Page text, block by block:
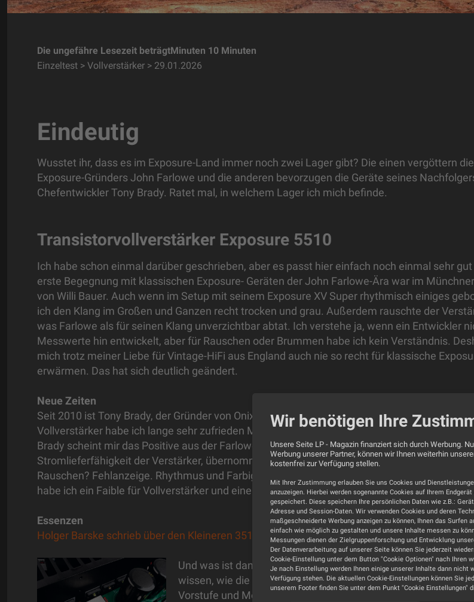
Die ungefähre Lesezeit beträgtMinuten 10 Minuten
Einzeltest > Vollverstärker > 29.01.2026
Eindeutig
Wusstet ihr, dass es im Exposure-Land immer noch zwei Lager gibt? Die einen vergöttern
Exposure-Gründers John Farlowe und die anderen bevorzugen die Geräte seines
Chefentwickler Tony Brady. Ratet mal, in welchem Lager ich mich befinde.
Transistorvollverstärker Exposure 5510
Ich habe schon einmal darüber geschrieben, aber es passt hier einfach noch einmal sehr
erste Begegnung mit klassischen Exposure- Geräten der John Farlowe-Ära war im Münchner
von Willi Bauer. Auch wenn im Setup mit seinem Exposure XV Super rhythmisch einiges
ich den Klang im Großen und Ganzen recht trocken und grau. Außerdem rauschte der
was Farlowe als für seinen Klang unverzichtbar abtat. Ich verstehe ja, wenn ein Entwickler
Messwerte hin entwickelt, aber für Rauschen oder Brummen habe ich kein Verständnis.
mich trotz meiner Liebe für Vintage-HiFi aus England auch nie so recht für klassische
erwärmen. Das hat sich deutlich geändert.
Neue Zeiten
Seit 2010 ist Tony Brady, der Gründer von Onix, Chefentwickler von Exposure. Mit einem
Vollverstärker habe ich lange sehr zufrieden Musik gehört, da gibt es also eine direkte,
Brady scheint mir das Positive aus der Farlowe-Ära, wie die überdimensionierten Netzteile,
Stromlieferfähigkeit der Verstärker, übernommen und mit seiner eigenen Klangkultur
Rauschen? Fehlanzeige. Rhythmus und Farbigkeit. Aber sicher. Also ganz eindeutig mein
habe ich ein Faible für Vollverstärker und eine Abneigung gegen Kästchen-HiFi.
Essenzen
Holger Barske schrieb über den Kleineren 3510 in der LP 2/25, er sei die Quintessenz des
Und was ist dann der 5510? Schauen wir ihn uns an. Ich wollte
wissen, wie die Entwicklung des 5510 ablief. Nun, als
Vorstufe und Monoblöcke vorgestellt hatte, kam schnell die
Wir benötigen Ihre
Unsere Seite LP - Magazin finanziert sich durch Werbung.
Werbung unserer Partner, können wir Ihnen weiterhin
kostenfrei zur Verfügung stellen.
Mit Ihrer Zustimmung erlauben Sie uns Cookies und
anzuzeigen. Hierbei werden sogenannte Cookies auf Ihrem
gespeichert. Diese speichern Ihre persönlichen Daten wie z.B.:
Adresse und Session-Daten. Wir verwenden Cookies und deren
maßgeschneiderte Werbung anzeigen zu können, Ihnen das Surfen
einfach wie möglich zu gestalten und unsere Inhalte messen zu
Messungen dienen der Zielgruppenforschung und Entwicklung
Der Datenverarbeitung auf unserer Seite können Sie jederzeit
Cookie-Einstellung unter dem Button "Cookie Optionen" nach Ihren
Je nach Einstellung werden Ihnen einige unserer Inhalte dann nicht
Verfügung stehen. Die aktuellen Cookie-Einstellungen können Sie
unserem Footer finden Sie unter dem Punkt "Cookie Einstellungen"